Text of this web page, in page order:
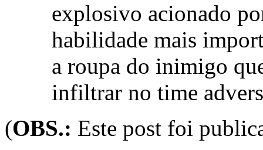
explosivo acionado
habilidade mais
a roupa do inimigo
infiltrar no time
(OBS.: Este post foi